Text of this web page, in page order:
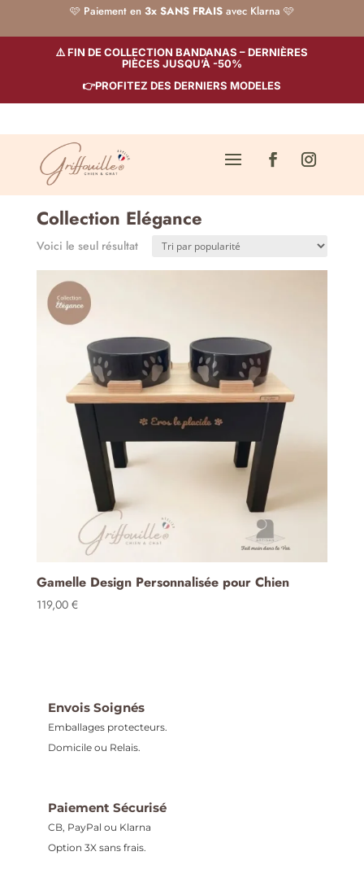
🩷 Paiement en 3x SANS FRAISavec Klarna 🩷
⚠️ FIN DE COLLECTION BANDANAS – DERNIÈRES
PIÈCES JUSQU’À -50%
👉PROFITEZ DES DERNIERS MODELES
Collection Elégance
Voici le seul résultat
Gamelle Design Personnalisée pour Chien
119,00 €
Envois Soignés
Emballages protecteurs.
Domicile ou Relais.
Paiement Sécurisé
CB, PayPal ou Klarna
Option 3X sans frais.